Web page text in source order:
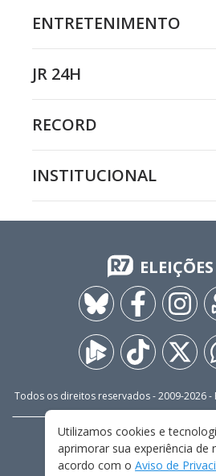
ENTRETENIMENTO
JR 24H
RECORD
INSTITUCIONAL
Todos os direitos reservados - 2009-2026-
FALE CONOSCO
TERMOS E CONDIÇÕES
Utilizamos cookies e
aprimorar sua experiência de
acordo com o Aviso de